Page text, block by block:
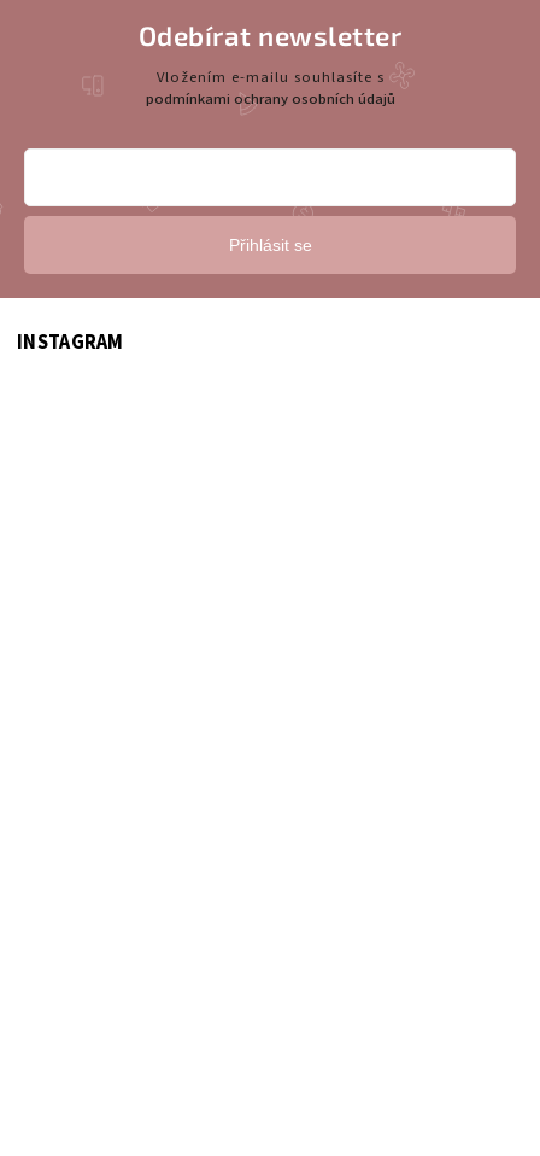
INSTAGRAM
Odebírat newsletter
Vložením e-mailu souhlasíte s
podmínkami ochrany osobních údajů
Přihlásit se